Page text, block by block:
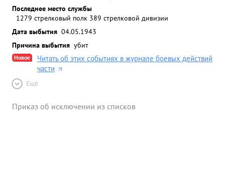
Последнее место службы
1279 стрелковый полк 389 стрелковой дивизии
Дата выбытия 04.05.1943
Причина выбытия убит
Новое
Читать об этих событиях в журнале боевых действий
части
Ещё
Приказ об исключении из списков